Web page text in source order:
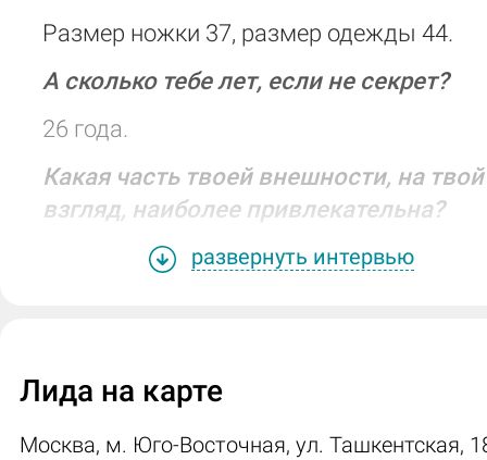
Размер ножки 37, размер одежды 44.
А сколько тебе лет, если не секрет?
26 года.
Какая часть твоей внешности, на твой
взгляд, наиболее привлекательна?
Спокойная.
Расскажи, пожалуйста, о своих
развернуть интервью
Лида на карте
Москва, м. Юго-Восточная, ул. Ташкентская,